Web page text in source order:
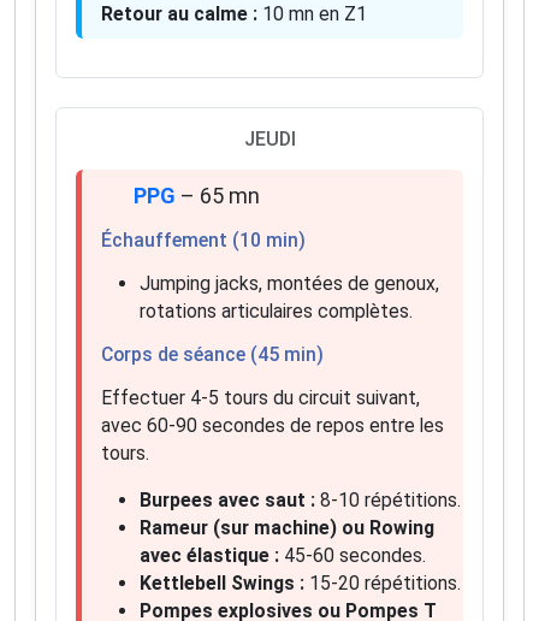
Retour au calme : 10 mn en Z1
JEUDI
PPG – 65 mn
Échauffement (10 min)
Jumping jacks, montées de genoux,
rotations articulaires complètes.
Corps de séance (45 min)
Effectuer 4-5 tours du circuit suivant,
avec 60-90 secondes de repos entre les
tours.
Burpees avec saut : 8-10 répétitions.
Rameur (sur machine) ou Rowing
avec élastique : 45-60 secondes.
Kettlebell Swings : 15-20 répétitions.
Pompes explosives ou Pompes T